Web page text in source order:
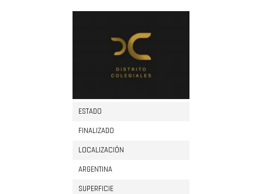
ESTADO
FINALIZADO
LOCALIZACIÓN
ARGENTINA
SUPERFICIE